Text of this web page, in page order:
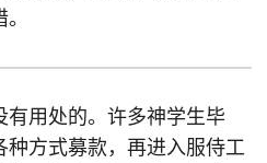
用处的。许多神学生毕
方式募款，再进入服侍工